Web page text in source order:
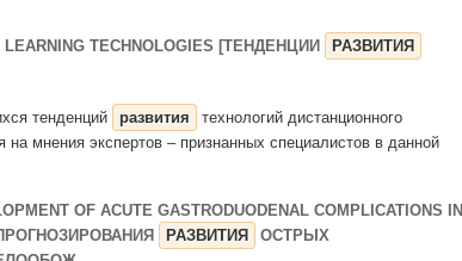
LEARNING TECHNOLOGIES [ТЕНДЕНЦИИ
РАЗВИТИЯ
тенденций развития
технологий дистанционного
мнения экспертов – признанных специалистов в данной
OF ACUTE GASTRODUODENAL COMPLICATIONS IN
РАЗВИТИЯ
ОСТРЫХ